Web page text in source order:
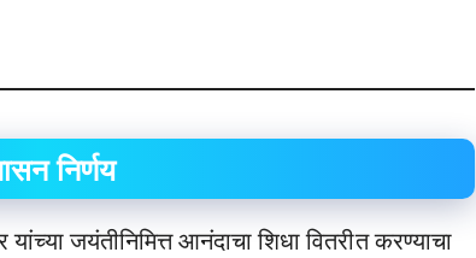
निर्णय
जयंतीनिमित्त आनंदाचा शिधा वितरीत करण्याचा